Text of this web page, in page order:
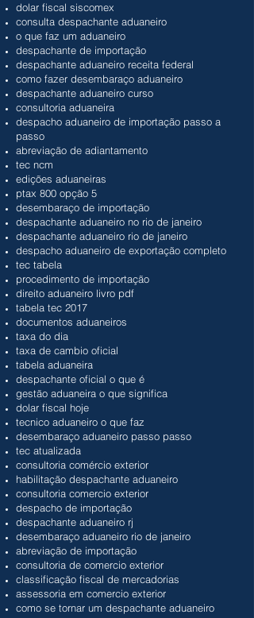
dolar fiscal siscomex
consulta despachante aduaneiro
o que faz um aduaneiro
despachante de importação
despachante aduaneiro receita federal
como fazer desembaraço aduaneiro
despachante aduaneiro curso
consultoria aduaneira
despacho aduaneiro de importação passo a
passo
abreviação de adiantamento
tec ncm
edições aduaneiras
ptax 800 opção 5
desembaraço de importação
despachante aduaneiro no rio de janeiro
despachante aduaneiro rio de janeiro
despacho aduaneiro de exportação completo
tec tabela
procedimento de importação
direito aduaneiro livro pdf
tabela tec 2017
documentos aduaneiros
taxa do dia
taxa de cambio oficial
tabela aduaneira
despachante oficial o que é
gestão aduaneira o que significa
dolar fiscal hoje
tecnico aduaneiro o que faz
desembaraço aduaneiro passo passo
tec atualizada
consultoria comércio exterior
habilitação despachante aduaneiro
consultoria comercio exterior
despacho de importação
despachante aduaneiro rj
desembaraço aduaneiro rio de janeiro
abreviação de importação
consultoria de comercio exterior
classificação fiscal de mercadorias
assessoria em comercio exterior
como se tornar um despachante aduaneiro